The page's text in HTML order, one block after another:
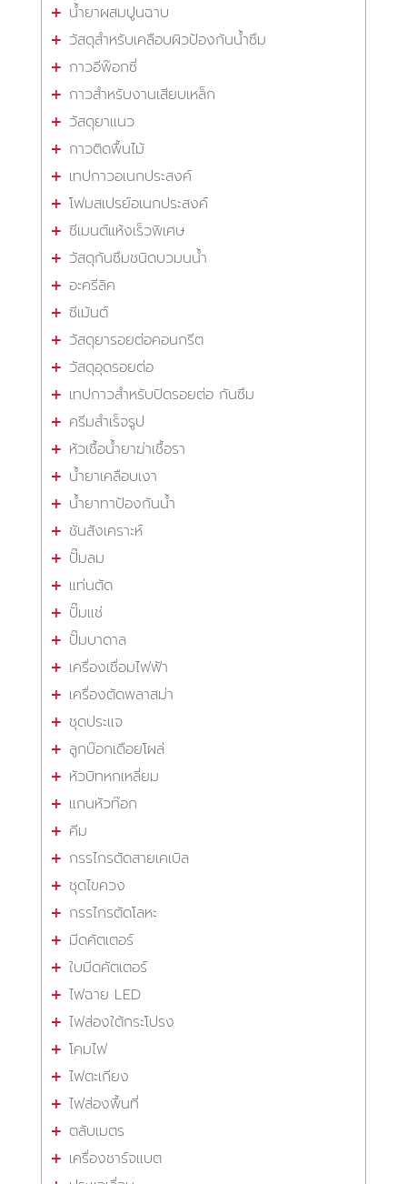
น้ำยาผสมปูนฉาบ
วัสดุสำหรับเคลือบผิวป้องกันน้ำซึม
กาวอีพ๊อกซี่
กาวสำหรับงานเสียบเหล็ก
วัสดุยาแนว
กาวติดพื้นไม้
เทปกาวอเนกประสงค์
โฟมสเปรย์อเนกประสงค์
ซีเมนต์แห้งเร็วพิเศษ
วัสดุกันซึมชนิดบวมนน้ำ
อะครีลิค
ซีเม้นต์
วัสดุยารอยต่อคอนกรีต
วัสดุอุดรอยต่อ
เทปกาวสำหรับปิดรอยต่อ กันซึม
ครีมสำเร็จรูป
หัวเชื้อน้ำยาฆ่าเชื้อรา
น้ำยาเคลือบเงา
น้ำยาทาป้องกันน้ำ
ชันสังเคราะห์
ปั๊มลม
แท่นตัด
ปั๊มแช่
ปั๊มบาดาล
เครื่องเชื่อมไฟฟ้า
เครื่องตัดพลาสม่า
ชุดประแจ
ลูกบ๊อกเดือยโผล่
หัวบิทหกเหลี่ยม
แกนหัวท๊อก
คีม
กรรไกรตัดสายเคเบิล
ชุดไขควง
กรรไกรตัดโลหะ
มีดคัตเตอร์
ใบมีดคัตเตอร์
ไฟฉาย LED
ไฟส่องใต้กระโปรง
โคมไฟ
ไฟตะเกียง
ไฟส่องพื้นที่
ตลับเมตร
เครื่องชาร์จแบต